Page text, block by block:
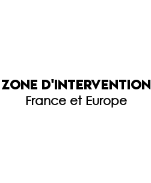
zone d'intervention
France et Europe